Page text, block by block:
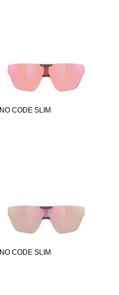
NO CODE SLIM
NO CODE SLIM